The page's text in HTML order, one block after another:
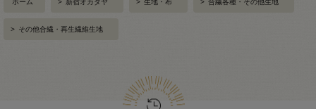
> その他合繊・再生繊維生地